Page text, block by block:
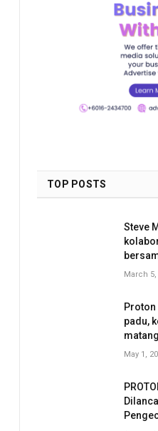
TOP POSTS
Steve
March 5,
Proton
padu,
May 1,